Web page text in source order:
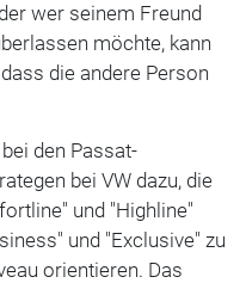
wer seinem Freund
möchte, kann
die andere Person
den Passat-
bei VW dazu, die
und "Highline"
und "Exclusive" zu
orientieren. Das